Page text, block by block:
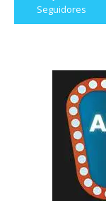
Seguidores